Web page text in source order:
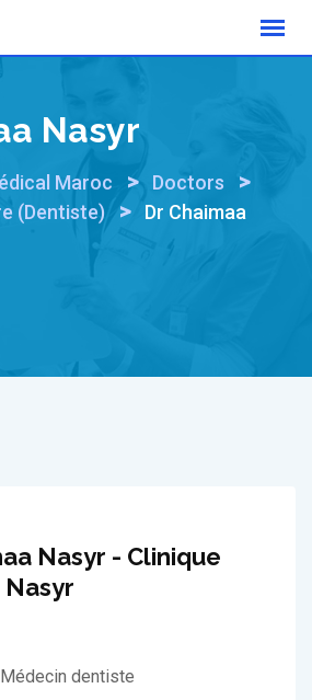
Nasyr
Maroc > Doctors >
(Dentiste) >
Dr Chaimaa
Nasyr - Clinique
Médecin dentiste